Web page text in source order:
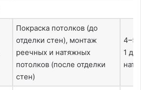
Покраска потолков (до
отделки стен), монтаж
реечных и натяжных
потолков (после отделки
стен)
4–5
1